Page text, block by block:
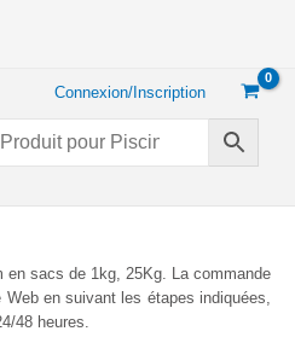
Connexion/Inscription
en sacs de 1kg, 25Kg. La commande
en suivant les étapes indiquées,
48 heures.